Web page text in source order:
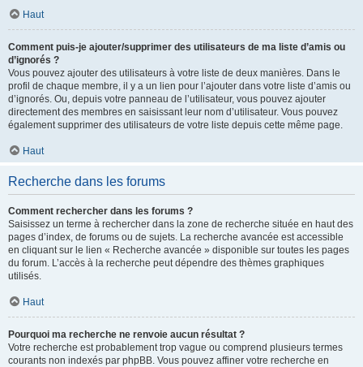
Haut
Comment puis-je ajouter/supprimer des utilisateurs de ma liste d’amis ou
d’ignorés ?
Vous pouvez ajouter des utilisateurs à votre liste de deux manières. Dans le
profil de chaque membre, il y a un lien pour l’ajouter dans votre liste d’amis ou
d’ignorés. Ou, depuis votre panneau de l’utilisateur, vous pouvez ajouter
directement des membres en saisissant leur nom d’utilisateur. Vous pouvez
également supprimer des utilisateurs de votre liste depuis cette même page.
Haut
Recherche dans les forums
Comment rechercher dans les forums ?
Saisissez un terme à rechercher dans la zone de recherche située en haut des
pages d’index, de forums ou de sujets. La recherche avancée est accessible
en cliquant sur le lien « Recherche avancée » disponible sur toutes les pages
du forum. L’accès à la recherche peut dépendre des thèmes graphiques
utilisés.
Haut
Pourquoi ma recherche ne renvoie aucun résultat ?
Votre recherche est probablement trop vague ou comprend plusieurs termes
courants non indexés par phpBB. Vous pouvez affiner votre recherche en